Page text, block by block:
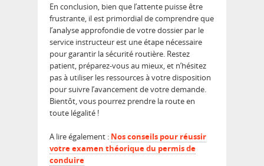
En conclusion, bien que l’attente puisse être
frustrante, il est primordial de comprendre que
l’analyse approfondie de votre dossier par le
service instructeur est une étape nécessaire
pour garantir la sécurité routière. Restez
patient, préparez-vous au mieux, et n’hésitez
pas à utiliser les ressources à votre disposition
pour suivre l’avancement de votre demande.
Bientôt, vous pourrez prendre la route en
toute légalité !
A lire également : Nos conseils pour réussir
votre examen théorique du permis de
conduire